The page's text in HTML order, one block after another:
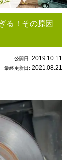
る！その原因
公開日: 2019.10.11
最終更新日: 2021.08.21